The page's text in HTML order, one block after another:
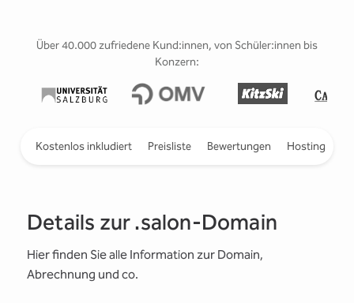
Über 40.000 zufriedene Kund:innen, von Schüler:innen bis
Konzern:
Kostenlos inkludiert Preisliste Bewertungen Hosting
Details zur .salon-Domain
Hier finden Sie alle Information zur Domain,
Abrechnung und co.